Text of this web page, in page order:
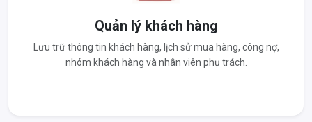
Quản lý khách hàng
Lưu trữ thông tin khách hàng, lịch sử mua hàng, công nợ,
nhóm khách hàng và nhân viên phụ trách.